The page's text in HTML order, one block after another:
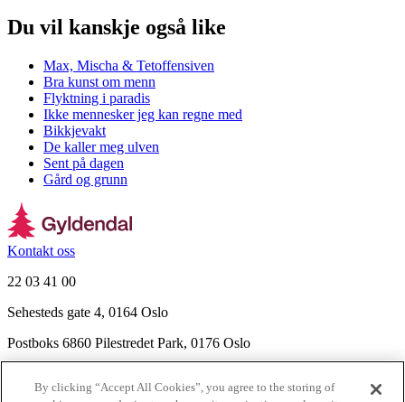
Du vil kanskje også like
Max, Mischa & Tetoffensiven
Bra kunst om menn
Flyktning i paradis
Ikke mennesker jeg kan regne med
Bikkjevakt
De kaller meg ulven
Sent på dagen
Gård og grunn
Kontakt oss
22 03 41 00
Sehesteds gate 4, 0164 Oslo
Postboks 6860 Pilestredet Park, 0176 Oslo
By clicking “Accept All Cookies”, you agree to the storing of